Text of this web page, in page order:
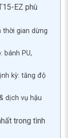
EZ phù
thời gian dừng
bánh PU,
kỳ: tăng độ
dịch vụ hậu
trong tình